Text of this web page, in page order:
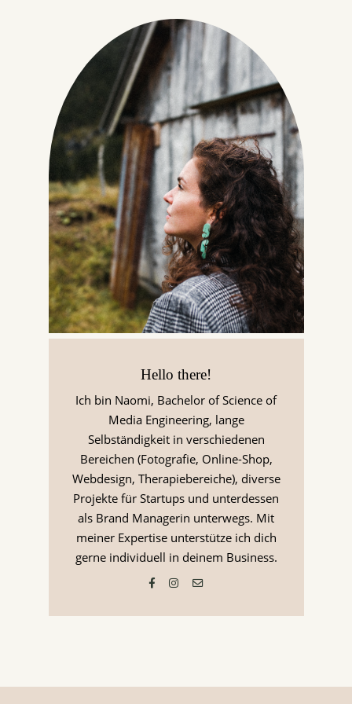
Hello there!
Ich bin Naomi, Bachelor of Science of
Media Engineering, lange
Selbständigkeit in verschiedenen
Bereichen (Fotografie, Online-Shop,
Webdesign, Therapiebereiche), diverse
Projekte für Startups und unterdessen
als Brand Managerin unterwegs. Mit
meiner Expertise unterstütze ich dich
gerne individuell in deinem Business.